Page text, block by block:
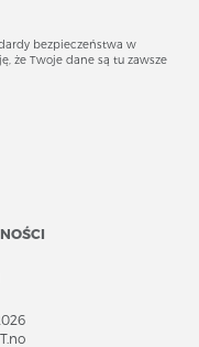
bezpieczeństwa w
że Twoje dane są tu zawsze